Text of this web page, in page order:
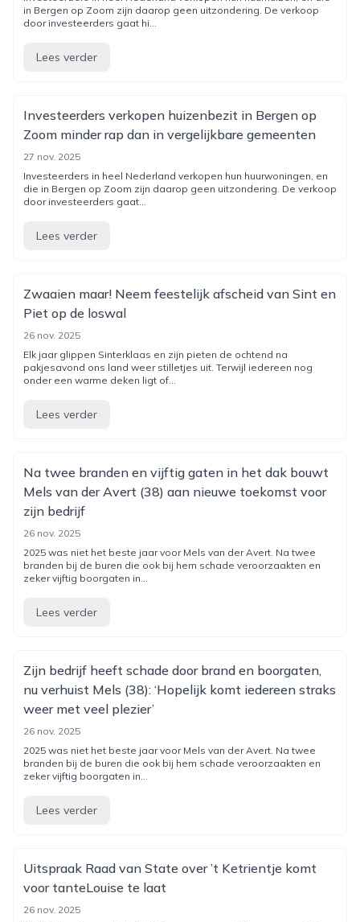
in Bergen op Zoom zijn daarop geen uitzondering. De verkoop
door investeerders gaat hi...
Lees verder
Investeerders verkopen huizenbezit in Bergen op
Zoom minder rap dan in vergelijkbare gemeenten
27 nov. 2025
Investeerders in heel Nederland verkopen hun huurwoningen, en
die in Bergen op Zoom zijn daarop geen uitzondering. De verkoop
door investeerders gaat...
Lees verder
Zwaaien maar! Neem feestelijk afscheid van Sint en
Piet op de loswal
26 nov. 2025
Elk jaar glippen Sinterklaas en zijn pieten de ochtend na
pakjesavond ons land weer stilletjes uit. Terwijl iedereen nog
onder een warme deken ligt of...
Lees verder
Na twee branden en vijftig gaten in het dak bouwt
Mels van der Avert (38) aan nieuwe toekomst voor
zijn bedrijf
26 nov. 2025
2025 was niet het beste jaar voor Mels van der Avert. Na twee
branden bij de buren die ook bij hem schade veroorzaakten en
zeker vijftig boorgaten in...
Lees verder
Zijn bedrijf heeft schade door brand en boorgaten,
nu verhuist Mels (38): ‘Hopelijk komt iedereen straks
weer met veel plezier’
26 nov. 2025
2025 was niet het beste jaar voor Mels van der Avert. Na twee
branden bij de buren die ook bij hem schade veroorzaakten en
zeker vijftig boorgaten in...
Lees verder
Uitspraak Raad van State over ’t Ketrientje komt
voor tanteLouise te laat
26 nov. 2025